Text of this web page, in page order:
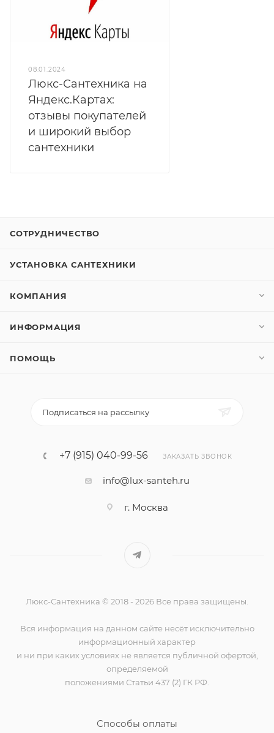
08.01.2024
Люкс-Сантехника на
Яндекс.Картах:
отзывы покупателей
и широкий выбор
сантехники
СОТРУДНИЧЕСТВО
УСТАНОВКА САНТЕХНИКИ
КОМПАНИЯ
ИНФОРМАЦИЯ
ПОМОЩЬ
Подписаться на рассылку
+7 (915) 040-99-56 ЗАКАЗАТЬ ЗВОНОК
info@lux-santeh.ru
г. Москва
Люкс-Сантехника © 2018 - 2026 Все права защищены.
Вся информация на данном сайте несёт исключительно
информационный характер
и ни при каких условиях не является публичной офертой,
определяемой
положениями Статьи 437 (2) ГК РФ.
Способы оплаты